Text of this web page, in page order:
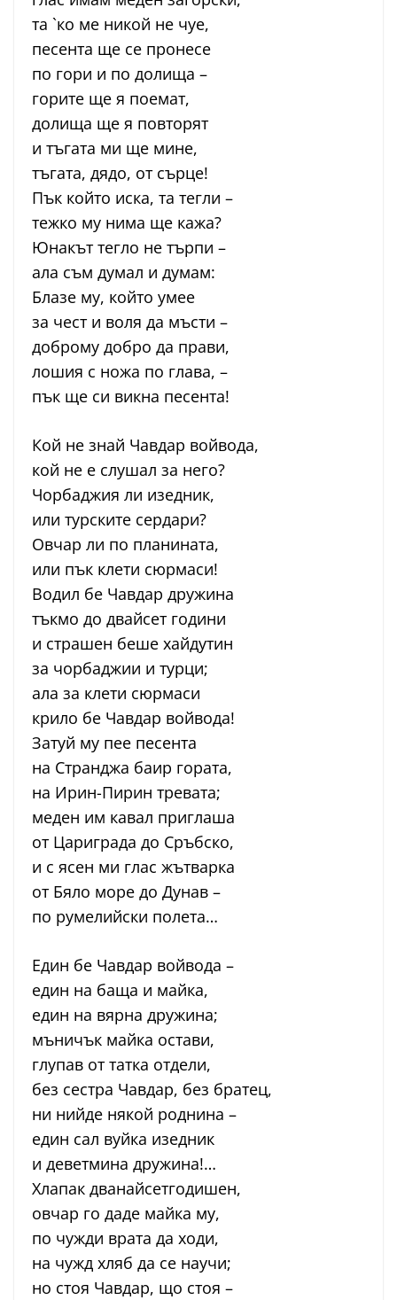
та `ко ме никой не чуе,
песента ще се пронесе
по гори и по долища –
горите ще я поемат,
долища ще я повторят
и тъгата ми ще мине,
тъгата, дядо, от сърце!
Пък който иска, та тегли –
тежко му нима ще кажа?
Юнакът тегло не търпи –
ала съм думал и думам:
Блазе му, който умее
за чест и воля да мъсти –
доброму добро да прави,
лошия с ножа по глава, –
пък ще си викна песента!
Кой не знай Чавдар войвода,
кой не е слушал за него?
Чорбаджия ли изедник,
или турските сердари?
Овчар ли по планината,
или пък клети сюрмаси!
Водил бе Чавдар дружина
тъкмо до двайсет години
и страшен беше хайдутин
за чорбаджии и турци;
ала за клети сюрмаси
крило бе Чавдар войвода!
Затуй му пее песента
на Странджа баир гората,
на Ирин-Пирин тревата;
меден им кавал приглаша
от Цариграда до Сръбско,
и с ясен ми глас жътварка
от Бяло море до Дунав –
по румелийски полета…
Един бе Чавдар войвода –
един на баща и майка,
един на вярна дружина;
мъничък майка остави,
глупав от татка отдели,
без сестра Чавдар, без братец,
ни нийде някой роднина –
един сал вуйка изедник
и деветмина дружина!…
Хлапак дванайсетгодишен,
овчар го даде майка му,
по чужди врата да ходи,
на чужд хляб да се научи;
но стоя Чавдар, що стоя –